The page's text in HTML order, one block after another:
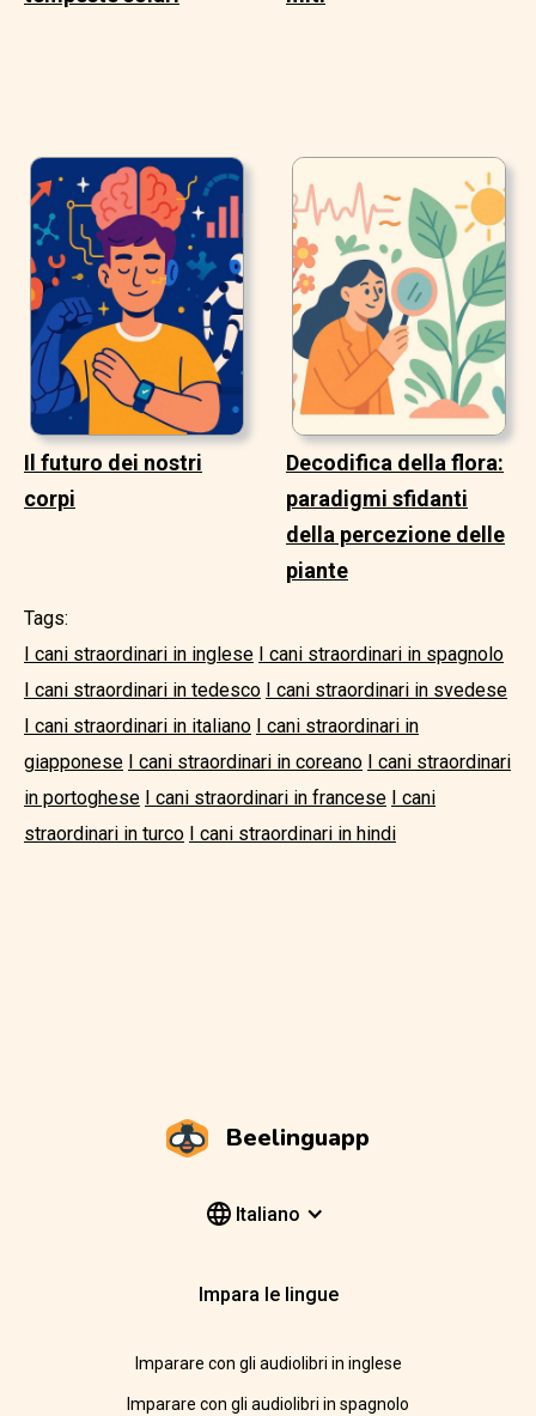
Il futuro dei nostri
corpi
Decodifica della flora:
paradigmi sfidanti
della percezione delle
piante
Tags:
I cani straordinari in inglese I cani straordinari in spagnolo
I cani straordinari in tedesco I cani straordinari in svedese
I cani straordinari in italiano I cani straordinari in
giapponese I cani straordinari in coreano I cani straordinari
in portoghese I cani straordinari in francese I cani
straordinari in turco I cani straordinari in hindi
Beelinguapp
Italiano
Impara le lingue
Imparare con gli audiolibri in inglese
Imparare con gli audiolibri in spagnolo